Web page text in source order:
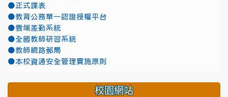
●正式課表
●教育公務單一認證授權平台
●雲端差勤系統
●全國教師研習系統
●教師網路郵局
●本校資通安全管理實施原則
校園網站